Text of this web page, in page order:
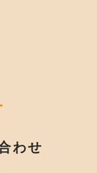
わせ